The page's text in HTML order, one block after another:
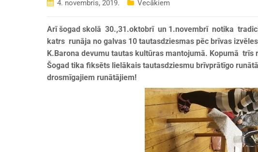
4. novembris, 2019. Vecākiem
Arī šogad skolā 30.,31.oktobrī un 1.novembrī notika
katrs runāja no galvas 10 tautasdziesmas pēc brīvas
K.Barona devumu tautas kultūras mantojumā. Kopumā
Šogad tika fiksēts lielākais tautasdziesmu brīvprātīgo
drosmīgajiem runātājiem!